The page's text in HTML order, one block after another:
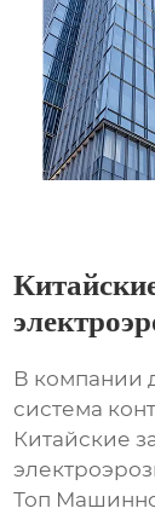
В компании
система
Китайские
Топ